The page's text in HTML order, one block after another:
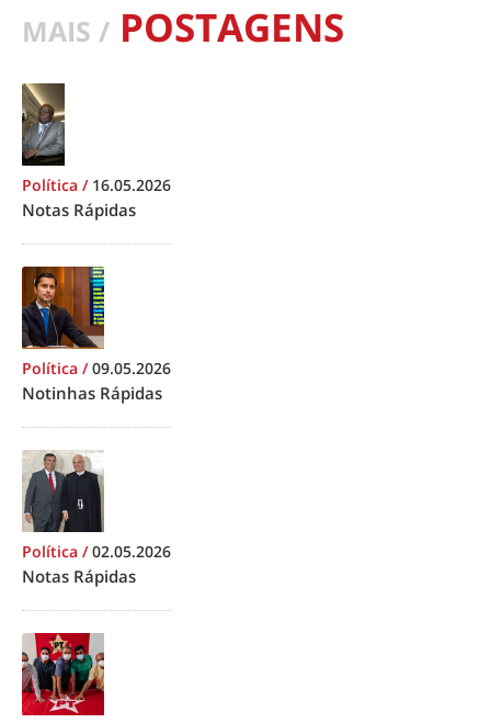
MAIS / POSTAGENS
Política / 16.05.2026
Notas Rápidas
Política /09.05.2026
Notinhas Rápidas
Política /02.05.2026
Notas Rápidas